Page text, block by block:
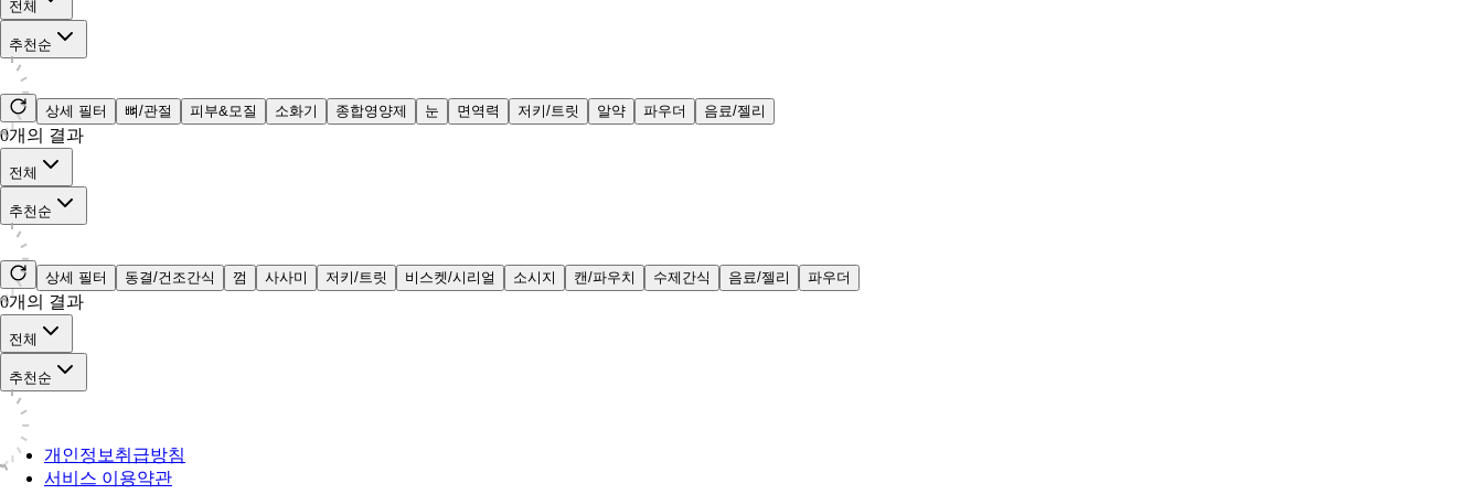
전체
추천순
상세 필터 뼈/관절 피부&모질 소화기 종합영양제 눈 면역력 저키/트릿 알약 파우더 음료/젤리
0개의 결과
전체
추천순
상세 필터 동결/건조간식 껌 사사미 저키/트릿 비스켓/시리얼 소시지 캔/파우치 수제간식 음료/젤리 파우더
0개의 결과
전체
추천순
개인정보취급방침
서비스 이용약관